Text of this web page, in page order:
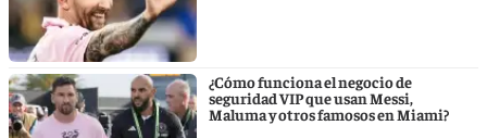
¿Cómo funciona el negocio de
seguridad VIP que usan Messi,
Maluma y otros famosos en Miami?